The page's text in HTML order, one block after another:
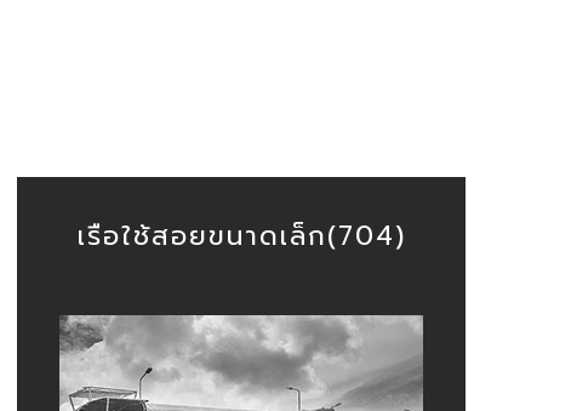
- สะดวก สบาย ปลอดภัย
เรือใช้สอยขนาดเล็ก(704)